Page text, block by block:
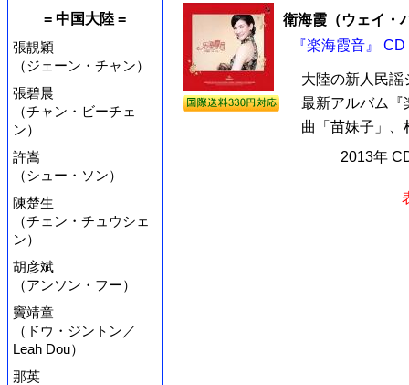
= 中国大陸 =
張靚穎
（ジェーン・チャン）
張碧晨
（チャン・ビーチェ
ン）
許嵩
（シュー・ソン）
陳楚生
（チェン・チュウシェ
ン）
胡彦斌
（アンソン・フー）
竇靖童
（ドウ・ジントン／
Leah Dou）
那英
衛海霞（ウェイ・
『楽海霞音』
大陸の新人民謡
最新アルバム『
曲「苗妹子」、
2013年